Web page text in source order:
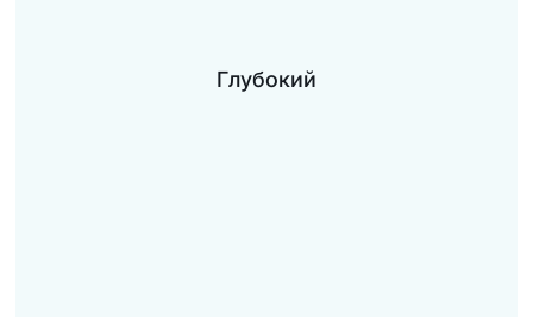
Глубокий